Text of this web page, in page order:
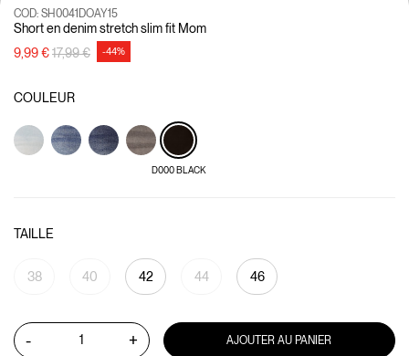
Short en denim stretch slim fit Mom
COD: SH0041DOAY15
9,99 €Prix réduit de
17,99 €à -44%
COULEUR
D000 BLACK
TAILLE
38 40 42 44 46
- + AJOUTER AU PANIER